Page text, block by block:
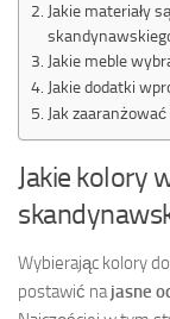
Jakie materiały
Jakie meble
Jakie dodatki
Jak
Jakie kolory
Wybierając kolory
postawić najasne